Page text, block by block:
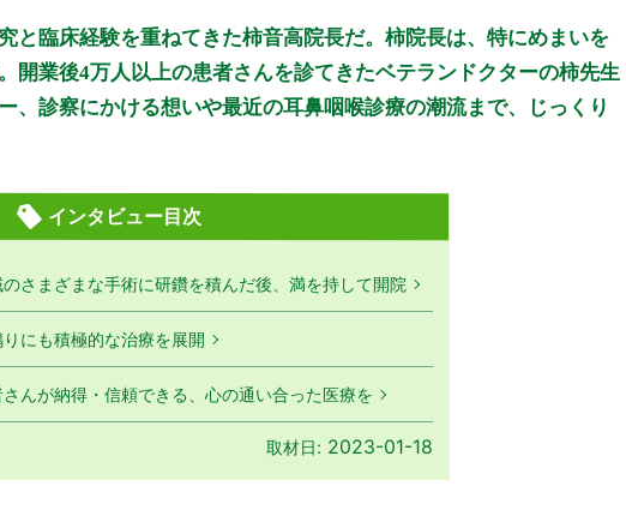
と臨床経験を重ねてきた柿音高院長だ。柿院長は、特にめまいを
開業後4万人以上の患者さんを診てきたベテランドクターの柿先生
、診察にかける想いや最近の耳鼻咽喉診療の潮流まで、じっくり
インタビュー目次
さまざまな手術に研鑽を積んだ後、満を持して開院
にも積極的な治療を展開
んが納得・信頼できる、心の通い合った医療を
取材日: 2023-01-18